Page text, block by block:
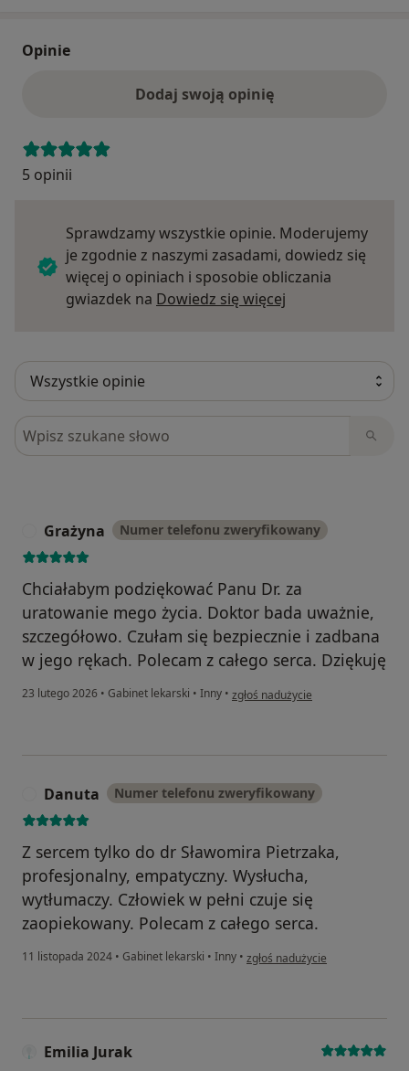
Opinie
Dodaj swoją opinię
5 opinii
Sprawdzamy wszystkie opinie. Moderujemy
je zgodnie z naszymi zasadami, dowiedz się
więcej o opiniach i sposobie obliczania
gwiazdek na Dowiedz się więcej
Szukaj w opiniach
Grażyna Numer telefonu zweryfikowany
Chciałabym podziękować Panu Dr. za
uratowanie mego życia. Doktor bada uważnie,
szczegółowo. Czułam się bezpiecznie i zadbana
w jego rękach. Polecam z całego serca. Dziękuję
23 lutego 2026 • Gabinet lekarski • Inny • w opinii użytkownika Grażyna
zgłoś nadużycie
Danuta Numer telefonu zweryfikowany
Z sercem tylko do dr Sławomira Pietrzaka,
profesjonalny, empatyczny. Wysłucha,
wytłumaczy. Człowiek w pełni czuje się
zaopiekowany. Polecam z całego serca.
11 listopada 2024 • Gabinet lekarski • Inny • w opinii użytkownika Danuta
zgłoś nadużycie
Emilia Jurak